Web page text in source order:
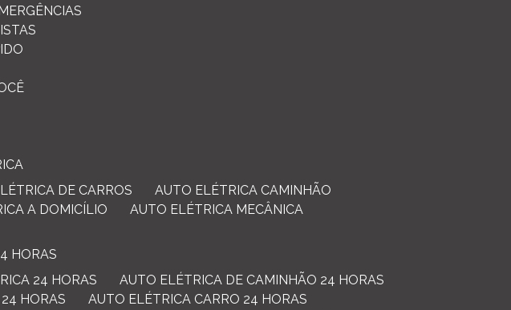
DE CARROS
AUTO ELÉTRICA CAMINHÃO
A DOMICÍLIO
AUTO ELÉTRICA MECÂNICA
HORAS
24 HORAS
AUTO ELÉTRICA DE CAMINHÃO 24 HORAS
HORAS
AUTO ELÉTRICA CARRO 24 HORAS